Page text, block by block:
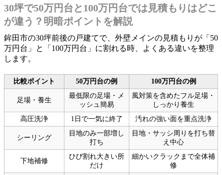
30坪で50万円台と100万円台では見積もりはどこ
が違う？明暗ポイントを解説
鉾田市の30坪前後の戸建てで、外壁メインの見積もりが「50
万円台」と「100万円台」に割れる時、よくある違いを整理
します。
比較ポイント 50万円台の例 100万円台の例
足場・養生
最低限の足場・メ
ッシュ簡易
風対策を含めたフル足場・
しっかり養生
高圧洗浄
1日で一気に終了 汚れの強い面を重点洗浄
シーリング
目地のみ一部増し
打ち
目地・サッシ周りを打ち替
え中心
下地補修
ひび割れ大きい所
だけ
細かいクラックまで全体補
修